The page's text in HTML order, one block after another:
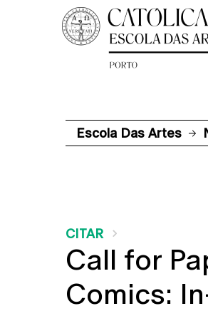
Escola Das Artes
CITAR
Call for
Comics: